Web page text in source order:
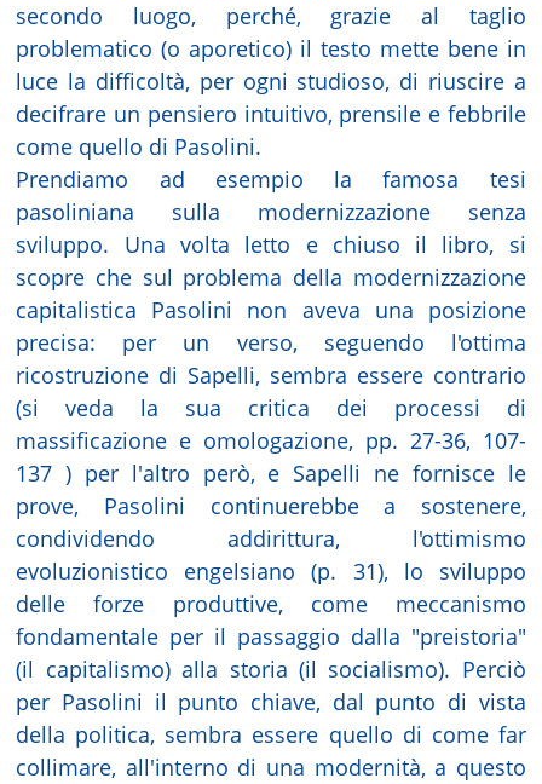
secondo luogo, perché, grazie al taglio
problematico (o aporetico) il testo mette bene in
luce la difficoltà, per ogni studioso, di riuscire a
decifrare un pensiero intuitivo, prensile e febbrile
come quello di Pasolini.
Prendiamo ad esempio la famosa tesi
pasoliniana sulla modernizzazione senza
sviluppo. Una volta letto e chiuso il libro, si
scopre che sul problema della modernizzazione
capitalistica Pasolini non aveva una posizione
precisa: per un verso, seguendo l'ottima
ricostruzione di Sapelli, sembra essere contrario
(si veda la sua critica dei processi di
massificazione e omologazione, pp. 27-36, 107-
137 ) per l'altro però, e Sapelli ne fornisce le
prove, Pasolini continuerebbe a sostenere,
condividendo addirittura, l'ottimismo
evoluzionistico engelsiano (p. 31), lo sviluppo
delle forze produttive, come meccanismo
fondamentale per il passaggio dalla "preistoria"
(il capitalismo) alla storia (il socialismo). Perciò
per Pasolini il punto chiave, dal punto di vista
della politica, sembra essere quello di come far
collimare, all'interno di una modernità, a questo